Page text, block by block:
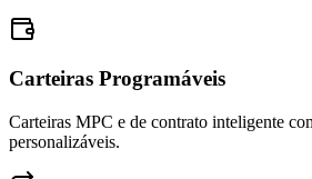
Carteiras Programáveis
Carteiras MPC e de contrato inteligente
personalizáveis.